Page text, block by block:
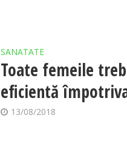
SANATATE
Toate femeile
eficientă
13/08/2018